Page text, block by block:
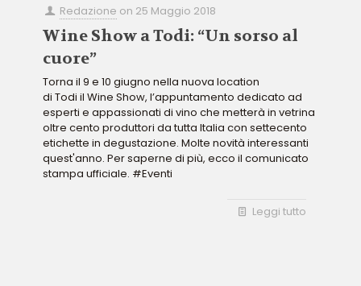
Redazione on 25 Maggio 2018
Wine Show a Todi: “Un sorso al
cuore”
Torna il 9 e 10 giugno nella nuova location
di Todi il Wine Show, l’appuntamento dedicato ad
esperti e appassionati di vino che metterà in vetrina
oltre cento produttori da tutta Italia con settecento
etichette in degustazione. Molte novità interessanti
quest'anno. Per saperne di più, ecco il comunicato
stampa ufficiale. #Eventi
Leggi tutto